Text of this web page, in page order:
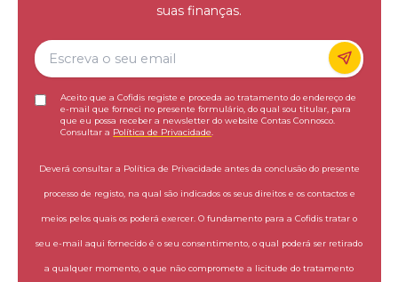
suas finanças.
Aceito que a Cofidis registe e proceda ao tratamento do endereço de
e-mail que forneci no presente formulário, do qual sou titular, para
que eu possa receber a newsletter do website Contas Connosco.
Consultar a Política de Privacidade
Deverá consultar a Política de Privacidade antes da conclusão do presente
processo de registo, na qual são indicados os seus direitos e os contactos e
meios pelos quais os poderá exercer. O fundamento para a Cofidis tratar o
seu e-mail aqui fornecido é o seu consentimento, o qual poderá ser retirado
a qualquer momento, o que não compromete a licitude do tratamento